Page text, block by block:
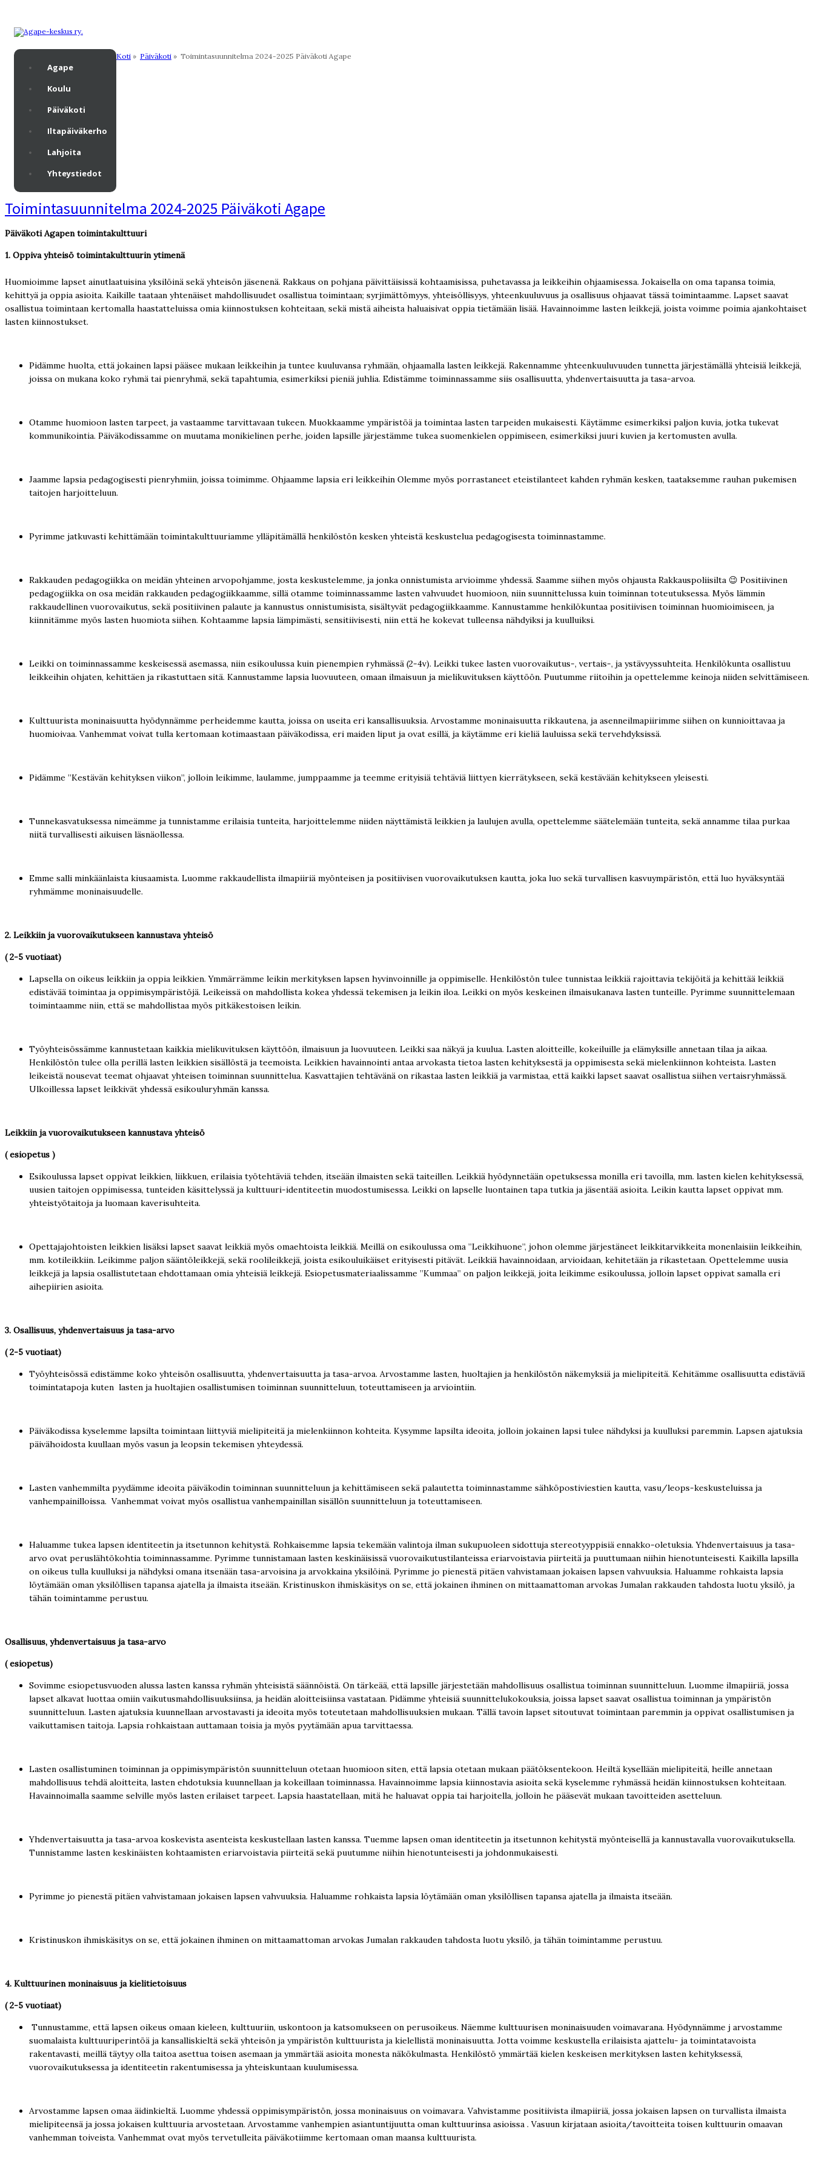
Agape
Koulu
Päiväkoti
Iltapäiväkerho
Lahjoita
Yhteystiedot
Koti » Päiväkoti » Toimintasuunnitelma 2024-2025 Päiväkoti Agape
Toimintasuunnitelma 2024-2025 Päiväkoti Agape
Päiväkoti Agapen toimintakulttuuri
1. Oppiva yhteisö toimintakulttuurin ytimenä
Huomioimme lapset ainutlaatuisina yksilöinä sekä yhteisön jäsenenä. Rakkaus on pohjana päivittäisissä kohtaamisissa, puhetavassa ja leikkeihin ohjaamisessa. Jokaisella on oma tapansa toimia,
kehittyä ja oppia asioita. Kaikille taataan yhtenäiset mahdollisuudet osallistua toimintaan; syrjimättömyys, yhteisöllisyys, yhteenkuuluvuus ja osallisuus ohjaavat tässä toimintaamme. Lapset saavat
osallistua toimintaan kertomalla haastatteluissa omia kiinnostuksen kohteitaan, sekä mistä aiheista haluaisivat oppia tietämään lisää. Havainnoimme lasten leikkejä, joista voimme poimia ajankohtaiset
lasten kiinnostukset.
Pidämme huolta, että jokainen lapsi pääsee mukaan leikkeihin ja tuntee kuuluvansa ryhmään, ohjaamalla lasten leikkejä. Rakennamme yhteenkuuluvuuden tunnetta järjestämällä yhteisiä leikkejä,
joissa on mukana koko ryhmä tai pienryhmä, sekä tapahtumia, esimerkiksi pieniä juhlia. Edistämme toiminnassamme siis osallisuutta, yhdenvertaisuutta ja tasa-arvoa.
Otamme huomioon lasten tarpeet, ja vastaamme tarvittavaan tukeen. Muokkaamme ympäristöä ja toimintaa lasten tarpeiden mukaisesti. Käytämme esimerkiksi paljon kuvia, jotka tukevat
kommunikointia. Päiväkodissamme on muutama monikielinen perhe, joiden lapsille järjestämme tukea suomenkielen oppimiseen, esimerkiksi juuri kuvien ja kertomusten avulla.
Jaamme lapsia pedagogisesti pienryhmiin, joissa toimimme. Ohjaamme lapsia eri leikkeihin Olemme myös porrastaneet eteistilanteet kahden ryhmän kesken, taataksemme rauhan pukemisen
taitojen harjoitteluun.
Pyrimme jatkuvasti kehittämään toimintakulttuuriamme ylläpitämällä henkilöstön kesken yhteistä keskustelua pedagogisesta toiminnastamme.
Rakkauden pedagogiikka on meidän yhteinen arvopohjamme, josta keskustelemme, ja jonka onnistumista arvioimme yhdessä. Saamme siihen myös ohjausta Rakkauspoliisilta 😉 Positiivinen
pedagogiikka on osa meidän rakkauden pedagogiikkaamme, sillä otamme toiminnassamme lasten vahvuudet huomioon, niin suunnittelussa kuin toiminnan toteutuksessa. Myös lämmin
rakkaudellinen vuorovaikutus, sekä positiivinen palaute ja kannustus onnistumisista, sisältyvät pedagogiikkaamme. Kannustamme henkilökuntaa positiivisen toiminnan huomioimiseen, ja
kiinnitämme myös lasten huomiota siihen. Kohtaamme lapsia lämpimästi, sensitiivisesti, niin että he kokevat tulleensa nähdyiksi ja kuulluiksi.
Leikki on toiminnassamme keskeisessä asemassa, niin esikoulussa kuin pienempien ryhmässä (2-4v). Leikki tukee lasten vuorovaikutus-, vertais-, ja ystävyyssuhteita. Henkilökunta osallistuu
leikkeihin ohjaten, kehittäen ja rikastuttaen sitä. Kannustamme lapsia luovuuteen, omaan ilmaisuun ja mielikuvituksen käyttöön. Puutumme riitoihin ja opettelemme keinoja niiden selvittämiseen.
Kulttuurista moninaisuutta hyödynnämme perheidemme kautta, joissa on useita eri kansallisuuksia. Arvostamme moninaisuutta rikkautena, ja asenneilmapiirimme siihen on kunnioittavaa ja
huomioivaa. Vanhemmat voivat tulla kertomaan kotimaastaan päiväkodissa, eri maiden liput ja ovat esillä, ja käytämme eri kieliä lauluissa sekä tervehdyksissä.
Pidämme ”Kestävän kehityksen viikon”, jolloin leikimme, laulamme, jumppaamme ja teemme erityisiä tehtäviä liittyen kierrätykseen, sekä kestävään kehitykseen yleisesti.
Tunnekasvatuksessa nimeämme ja tunnistamme erilaisia tunteita, harjoittelemme niiden näyttämistä leikkien ja laulujen avulla, opettelemme säätelemään tunteita, sekä annamme tilaa purkaa
niitä turvallisesti aikuisen läsnäollessa.
Emme salli minkäänlaista kiusaamista. Luomme rakkaudellista ilmapiiriä myönteisen ja positiivisen vuorovaikutuksen kautta, joka luo sekä turvallisen kasvuympäristön, että luo hyväksyntää
ryhmämme moninaisuudelle.
2. Leikkiin ja vuorovaikutukseen kannustava yhteisö
( 2-5 vuotiaat)
Lapsella on oikeus leikkiin ja oppia leikkien. Ymmärrämme leikin merkityksen lapsen hyvinvoinnille ja oppimiselle. Henkilöstön tulee tunnistaa leikkiä rajoittavia tekijöitä ja kehittää leikkiä
edistävää toimintaa ja oppimisympäristöjä. Leikeissä on mahdollista kokea yhdessä tekemisen ja leikin iloa. Leikki on myös keskeinen ilmaisukanava lasten tunteille. Pyrimme suunnittelemaan
toimintaamme niin, että se mahdollistaa myös pitkäkestoisen leikin.
Työyhteisössämme kannustetaan kaikkia mielikuvituksen käyttöön, ilmaisuun ja luovuuteen. Leikki saa näkyä ja kuulua. Lasten aloitteille, kokeiluille ja elämyksille annetaan tilaa ja aikaa.
Henkilöstön tulee olla perillä lasten leikkien sisällöstä ja teemoista. Leikkien havainnointi antaa arvokasta tietoa lasten kehityksestä ja oppimisesta sekä mielenkiinnon kohteista. Lasten
leikeistä nousevat teemat ohjaavat yhteisen toiminnan suunnittelua. Kasvattajien tehtävänä on rikastaa lasten leikkiä ja varmistaa, että kaikki lapset saavat osallistua siihen vertaisryhmässä.
Ulkoillessa lapset leikkivät yhdessä esikouluryhmän kanssa.
Leikkiin ja vuorovaikutukseen kannustava yhteisö
( esiopetus )
Esikoulussa lapset oppivat leikkien, liikkuen, erilaisia työtehtäviä tehden, itseään ilmaisten sekä taiteillen. Leikkiä hyödynnetään opetuksessa monilla eri tavoilla, mm. lasten kielen kehityksessä,
uusien taitojen oppimisessa, tunteiden käsittelyssä ja kulttuuri-identiteetin muodostumisessa. Leikki on lapselle luontainen tapa tutkia ja jäsentää asioita. Leikin kautta lapset oppivat mm.
yhteistyötaitoja ja luomaan kaverisuhteita.
Opettajajohtoisten leikkien lisäksi lapset saavat leikkiä myös omaehtoista leikkiä. Meillä on esikoulussa oma ”Leikkihuone”, johon olemme järjestäneet leikkitarvikkeita monenlaisiin leikkeihin,
mm. kotileikkiin. Leikimme paljon sääntöleikkejä, sekä roolileikkejä, joista esikouluikäiset erityisesti pitävät. Leikkiä havainnoidaan, arvioidaan, kehitetään ja rikastetaan. Opettelemme uusia
leikkejä ja lapsia osallistutetaan ehdottamaan omia yhteisiä leikkejä. Esiopetusmateriaalissamme ”Kummaa” on paljon leikkejä, joita leikimme esikoulussa, jolloin lapset oppivat samalla eri
aihepiirien asioita.
3. Osallisuus, yhdenvertaisuus ja tasa-arvo
( 2-5 vuotiaat)
Työyhteisössä edistämme koko yhteisön osallisuutta, yhdenvertaisuutta ja tasa-arvoa. Arvostamme lasten, huoltajien ja henkilöstön näkemyksiä ja mielipiteitä. Kehitämme osallisuutta edistäviä
toimintatapoja kuten lasten ja huoltajien osallistumisen toiminnan suunnitteluun, toteuttamiseen ja arviointiin.
Päiväkodissa kyselemme lapsilta toimintaan liittyviä mielipiteitä ja mielenkiinnon kohteita. Kysymme lapsilta ideoita, jolloin jokainen lapsi tulee nähdyksi ja kuulluksi paremmin. Lapsen ajatuksia
päivähoidosta kuullaan myös vasun ja leopsin tekemisen yhteydessä.
Lasten vanhemmilta pyydämme ideoita päiväkodin toiminnan suunnitteluun ja kehittämiseen sekä palautetta toiminnastamme sähköpostiviestien kautta, vasu/leops-keskusteluissa ja
vanhempainilloissa. Vanhemmat voivat myös osallistua vanhempainillan sisällön suunnitteluun ja toteuttamiseen.
Haluamme tukea lapsen identiteetin ja itsetunnon kehitystä. Rohkaisemme lapsia tekemään valintoja ilman sukupuoleen sidottuja stereotyyppisiä ennakko-oletuksia. Yhdenvertaisuus ja tasa-
arvo ovat peruslähtökohtia toiminnassamme. Pyrimme tunnistamaan lasten keskinäisissä vuorovaikutustilanteissa eriarvoistavia piirteitä ja puuttumaan niihin hienotunteisesti. Kaikilla lapsilla
on oikeus tulla kuulluksi ja nähdyksi omana itsenään tasa-arvoisina ja arvokkaina yksilöinä. Pyrimme jo pienestä pitäen vahvistamaan jokaisen lapsen vahvuuksia. Haluamme rohkaista lapsia
löytämään oman yksilöllisen tapansa ajatella ja ilmaista itseään. Kristinuskon ihmiskäsitys on se, että jokainen ihminen on mittaamattoman arvokas Jumalan rakkauden tahdosta luotu yksilö, ja
tähän toimintamme perustuu.
Osallisuus, yhdenvertaisuus ja tasa-arvo
( esiopetus)
Sovimme esiopetusvuoden alussa lasten kanssa ryhmän yhteisistä säännöistä. On tärkeää, että lapsille järjestetään mahdollisuus osallistua toiminnan suunnitteluun. Luomme ilmapiiriä, jossa
lapset alkavat luottaa omiin vaikutusmahdollisuuksiinsa, ja heidän aloitteisiinsa vastataan. Pidämme yhteisiä suunnittelukokouksia, joissa lapset saavat osallistua toiminnan ja ympäristön
suunnitteluun. Lasten ajatuksia kuunnellaan arvostavasti ja ideoita myös toteutetaan mahdollisuuksien mukaan. Tällä tavoin lapset sitoutuvat toimintaan paremmin ja oppivat osallistumisen ja
vaikuttamisen taitoja. Lapsia rohkaistaan auttamaan toisia ja myös pyytämään apua tarvittaessa.
Lasten osallistuminen toiminnan ja oppimisympäristön suunnitteluun otetaan huomioon siten, että lapsia otetaan mukaan päätöksentekoon. Heiltä kysellään mielipiteitä, heille annetaan
mahdollisuus tehdä aloitteita, lasten ehdotuksia kuunnellaan ja kokeillaan toiminnassa. Havainnoimme lapsia kiinnostavia asioita sekä kyselemme ryhmässä heidän kiinnostuksen kohteitaan.
Havainnoimalla saamme selville myös lasten erilaiset tarpeet. Lapsia haastatellaan, mitä he haluavat oppia tai harjoitella, jolloin he pääsevät mukaan tavoitteiden asetteluun.
Yhdenvertaisuutta ja tasa-arvoa koskevista asenteista keskustellaan lasten kanssa. Tuemme lapsen oman identiteetin ja itsetunnon kehitystä myönteisellä ja kannustavalla vuorovaikutuksella.
Tunnistamme lasten keskinäisten kohtaamisten eriarvoistavia piirteitä sekä puutumme niihin hienotunteisesti ja johdonmukaisesti.
Pyrimme jo pienestä pitäen vahvistamaan jokaisen lapsen vahvuuksia. Haluamme rohkaista lapsia löytämään oman yksilöllisen tapansa ajatella ja ilmaista itseään.
Kristinuskon ihmiskäsitys on se, että jokainen ihminen on mittaamattoman arvokas Jumalan rakkauden tahdosta luotu yksilö, ja tähän toimintamme perustuu.
4. Kulttuurinen moninaisuus ja kielitietoisuus
( 2-5 vuotiaat)
Tunnustamme, että lapsen oikeus omaan kieleen, kulttuuriin, uskontoon ja katsomukseen on perusoikeus. Näemme kulttuurisen moninaisuuden voimavarana. Hyödynnämme j arvostamme
suomalaista kulttuuriperintöä ja kansalliskieltä sekä yhteisön ja ympäristön kulttuurista ja kielellistä moninaisuutta. Jotta voimme keskustella erilaisista ajattelu- ja toimintatavoista
rakentavasti, meillä täytyy olla taitoa asettua toisen asemaan ja ymmärtää asioita monesta näkökulmasta. Henkilöstö ymmärtää kielen keskeisen merkityksen lasten kehityksessä,
vuorovaikutuksessa ja identiteetin rakentumisessa ja yhteiskuntaan kuulumisessa.
Arvostamme lapsen omaa äidinkieltä. Luomme yhdessä oppimisympäristön, jossa moninaisuus on voimavara. Vahvistamme positiivista ilmapiiriä, jossa jokaisen lapsen on turvallista ilmaista
mielipiteensä ja jossa jokaisen kulttuuria arvostetaan. Arvostamme vanhempien asiantuntijuutta oman kulttuurinsa asioissa . Vasuun kirjataan asioita/tavoitteita toisen kulttuurin omaavan
vanhemman toiveista. Vanhemmat ovat myös tervetulleita päiväkotiimme kertomaan oman maansa kulttuurista.